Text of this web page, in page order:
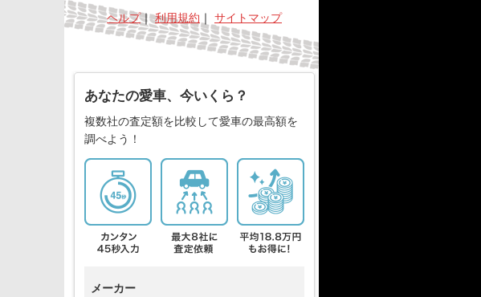
ヘルプ｜利用規約 ｜ サイトマップ
あなたの愛車、今いくら？
複数社の査定額を比較して愛車の最高額を
調べよう！
メーカー